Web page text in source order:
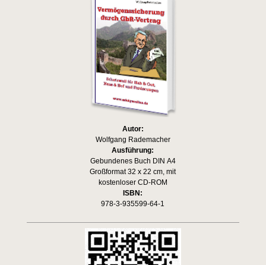
Autor:
Wolfgang Rademacher
Ausführung:
Gebundenes Buch DIN A4
Großformat 32 x 22 cm, mit
kostenloser CD-ROM
ISBN:
978-3-935599-64-1